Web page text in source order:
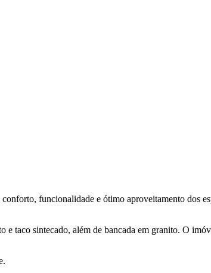
funcionalidade e ótimo aproveitamento dos
e taco sintecado, além de bancada em granito. O